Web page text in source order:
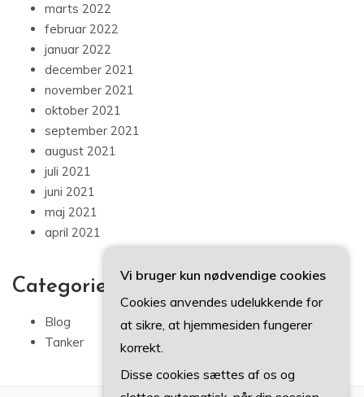
marts 2022
februar 2022
januar 2022
december 2021
november 2021
oktober 2021
september 2021
august 2021
juli 2021
juni 2021
maj 2021
april 2021
Categories
Blog
Tanker
Vi bruger kun nødvendige cookies
Cookies anvendes udelukkende for
at sikre, at hjemmesiden fungerer
korrekt.
Disse cookies sættes af os og